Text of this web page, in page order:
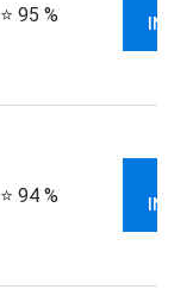
⭐ 95 %
⭐ 94 %